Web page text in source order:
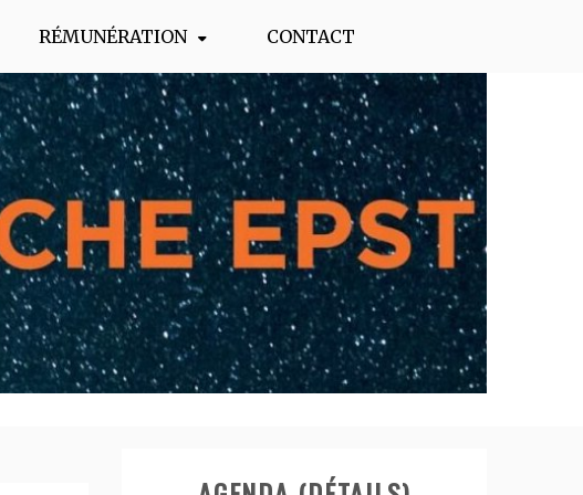
RÉMUNÉRATION CONTACT